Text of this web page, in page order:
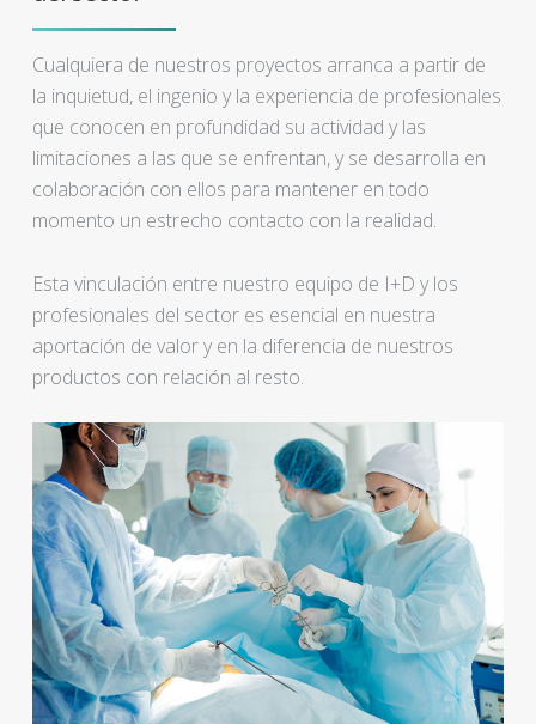
Cualquiera de nuestros proyectos arranca a partir de
la inquietud, el ingenio y la experiencia de profesionales
que conocen en profundidad su actividad y las
limitaciones a las que se enfrentan, y se desarrolla en
colaboración con ellos para mantener en todo
momento un estrecho contacto con la realidad.
Esta vinculación entre nuestro equipo de I+D y los
profesionales del sector es esencial en nuestra
aportación de valor y en la diferencia de nuestros
productos con relación al resto.